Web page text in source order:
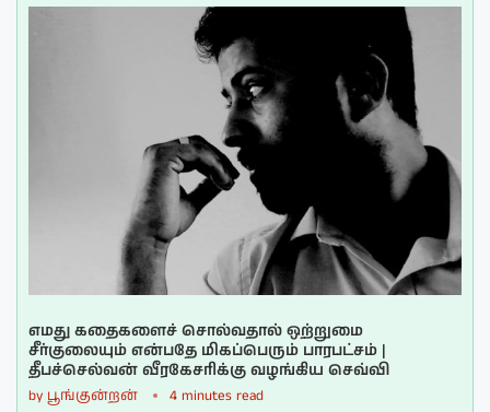
எமது கதைகளைச் சொல்வதால் ஒற்றுமை
சீர்குலையும் என்பதே மிகப்பெரும் பாரபட்சம் |
தீபச்செல்வன் வீரகேசரிக்கு வழங்கிய செவ்வி
by பூங்குன்றன் 4 minutes read